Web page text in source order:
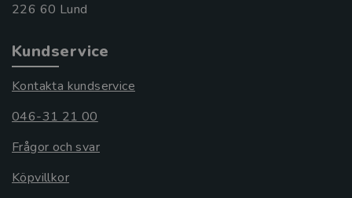
Kundservice
Kontakta kundservice
046-31 21 00
Frågor och svar
Köpvillkor